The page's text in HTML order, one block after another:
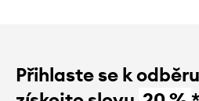
Přihlaste se k